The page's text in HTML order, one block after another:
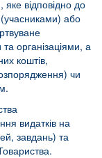
відповідно до
або
організаціями, а
коштів,
чи
видатків на
завдань) та